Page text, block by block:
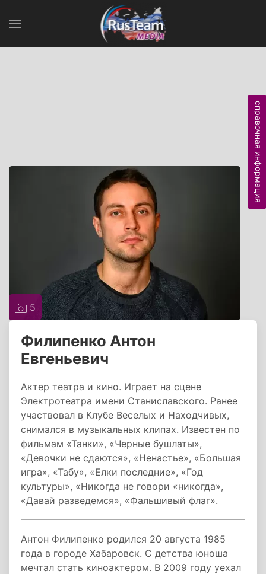
5
Филипенко Антон
Евгеньевич
Актер театра и кино. Играет на сцене
Электротеатра имени Станиславского. Ранее
участвовал в Клубе Веселых и Находчивых,
снимался в музыкальных клипах. Известен по
фильмам «Танки», «Черные бушлаты»,
«Девочки не сдаются», «Ненастье», «Большая
игра», «Табу», «Елки последние», «Год
культуры», «Никогда не говори «никогда»,
«Давай разведемся», «Фальшивый флаг».
Антон Филипенко родился 20 августа 1985
года в городе Хабаровск. С детства юноша
мечтал стать киноактером. В 2009 году уехал
справочная информация